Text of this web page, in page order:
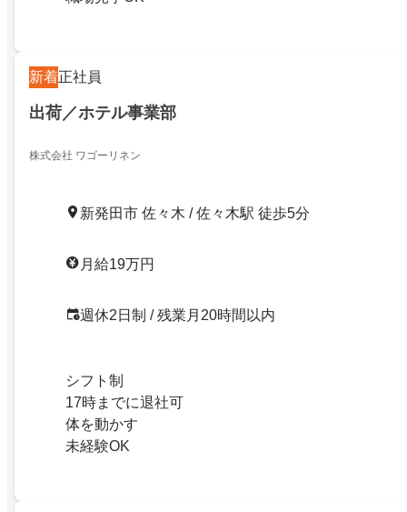
新着正社員
出荷／ホテル事業部
株式会社 ワゴーリネン
新発田市 佐々木 / 佐々木駅 徒歩5分
月給19万円
週休2日制 / 残業月20時間以内
シフト制
17時までに退社可
体を動かす
未経験OK